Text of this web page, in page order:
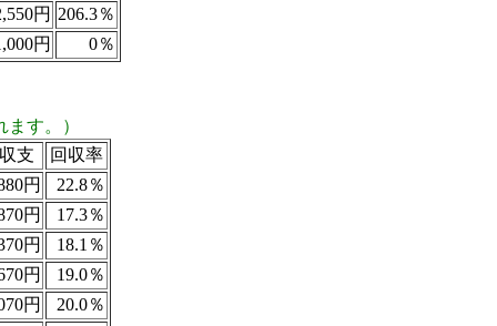
円 206.3％
円
0％
す。）
支
回収率
円
22.8％
円
17.3％
円
18.1％
円
19.0％
円
20.0％